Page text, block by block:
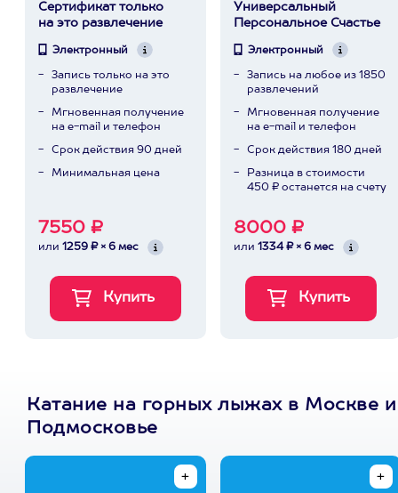
Сертификат только
на это развлечение
Электронный
Запись только на это
развлечение
Мгновенная получение
на e-mail и телефон
Срок действия 90 дней
Минимальная цена
7550 ₽
или 1259 ₽ × 6 мес
Универсальный
Персональное Счастье
Электронный
Запись на любое из 1850
развлечений
Мгновенная получение
на e-mail и телефон
Срок действия 180 дней
Разница в стоимости
450 ₽ останется на счету
8000 ₽
или 1334 ₽ × 6 мес
Катание на горных лыжах в Москве и
Подмосковье